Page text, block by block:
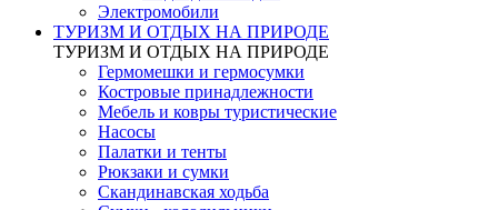
Электромобили
ТУРИЗМ И ОТДЫХ НА ПРИРОДЕ
ТУРИЗМ И ОТДЫХ НА ПРИРОДЕ
Гермомешки и гермосумки
Костровые принадлежности
Мебель и ковры туристические
Насосы
Палатки и тенты
Рюкзаки и сумки
Скандинавская ходьба